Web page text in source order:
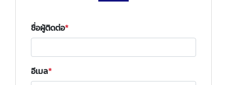
ชื่อผู้ติดต่อ
อีเมล